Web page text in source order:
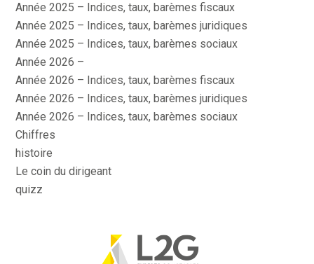
Année 2025 – Indices, taux, barèmes fiscaux
Année 2025 – Indices, taux, barèmes juridiques
Année 2025 – Indices, taux, barèmes sociaux
Année 2026 –
Année 2026 – Indices, taux, barèmes fiscaux
Année 2026 – Indices, taux, barèmes juridiques
Année 2026 – Indices, taux, barèmes sociaux
Chiffres
histoire
Le coin du dirigeant
quizz